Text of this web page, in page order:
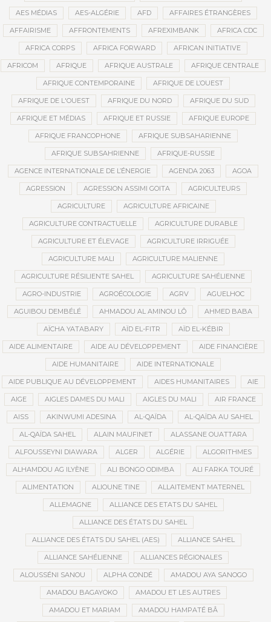
AES MÉDIAS AES-ALGÉRIE AFD AFFAIRES ÉTRANGÈRES
AFFAIRISME AFFRONTEMENTS AFREXIMBANK AFRICA CDC
AFRICA CORPS AFRICA FORWARD AFRICAN INITIATIVE
AFRICOM AFRIQUE AFRIQUE AUSTRALE AFRIQUE CENTRALE
AFRIQUE CONTEMPORAINE AFRIQUE DE L’OUEST
AFRIQUE DE L'OUEST AFRIQUE DU NORD AFRIQUE DU SUD
AFRIQUE ET MÉDIAS AFRIQUE ET RUSSIE AFRIQUE EUROPE
AFRIQUE FRANCOPHONE AFRIQUE SUBSAHARIENNE
AFRIQUE SUBSAHRIENNE AFRIQUE-RUSSIE
AGENCE INTERNATIONALE DE L’ÉNERGIE AGENDA 2063 AGOA
AGRESSION AGRESSION ASSIMI GOITA AGRICULTEURS
AGRICULTURE AGRICULTURE AFRICAINE
AGRICULTURE CONTRACTUELLE AGRICULTURE DURABLE
AGRICULTURE ET ÉLEVAGE AGRICULTURE IRRIGUÉE
AGRICULTURE MALI AGRICULTURE MALIENNE
AGRICULTURE RÉSILIENTE SAHEL AGRICULTURE SAHÉLIENNE
AGRO-INDUSTRIE AGROÉCOLOGIE AGRV AGUELHOC
AGUIBOU DEMBÉLÉ AHMADOU AL AMINOU LÔ AHMED BABA
AÏCHA YATABARY AÏD EL-FITR AÏD EL-KÉBIR
AIDE ALIMENTAIRE AIDE AU DÉVELOPPEMENT AIDE FINANCIÈRE
AIDE HUMANITAIRE AIDE INTERNATIONALE
AIDE PUBLIQUE AU DÉVELOPPEMENT AIDES HUMANITAIRES AIE
AIGE AIGLES DAMES DU MALI AIGLES DU MALI AIR FRANCE
AISS AKINWUMI ADESINA AL-QAÏDA AL-QAÏDA AU SAHEL
AL-QAÏDA SAHEL ALAIN MAUFINET ALASSANE OUATTARA
ALFOUSSEYNI DIAWARA ALGER ALGÉRIE ALGORITHMES
ALHAMDOU AG ILYÈNE ALI BONGO ODIMBA ALI FARKA TOURÉ
ALIMENTATION ALIOUNE TINE ALLAITEMENT MATERNEL
ALLEMAGNE ALLIANCE DES ETATS DU SAHEL
ALLIANCE DES ÉTATS DU SAHEL
ALLIANCE DES ÉTATS DU SAHEL (AES) ALLIANCE SAHEL
ALLIANCE SAHÉLIENNE ALLIANCES RÉGIONALES
ALOUSSÉNI SANOU ALPHA CONDÉ AMADOU AYA SANOGO
AMADOU BAGAYOKO AMADOU ET LES AUTRES
AMADOU ET MARIAM AMADOU HAMPATÉ BÂ